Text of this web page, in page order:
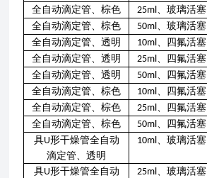
全自动滴定管、棕色
25ml 、玻璃活塞
全自动滴定管、棕色
50ml 、玻璃活塞
全自动滴定管、透明
10ml 、四氟活塞
全自动滴定管、透明
25ml 、四氟活塞
全自动滴定管、透明
50ml 、四氟活塞
全自动滴定管、棕色
10ml 、四氟活塞
全自动滴定管、棕色
25ml 、四氟活塞
全自动滴定管、棕色
50ml 、四氟活塞
具U形干燥管全自动
滴定管、透明
10ml 、玻璃活塞
具U形干燥管全自动
25ml 、玻璃活塞